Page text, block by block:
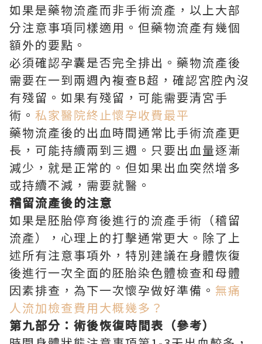
如果是藥物流產而非手術流產，以上大部
分注意事項同樣適用。但藥物流產有幾個
額外的要點。
必須確認孕囊是否完全排出。藥物流產後
需要在一到兩週內複查B超，確認宮腔內沒
有殘留。如果有殘留，可能需要清宮手
術。 私家醫院終止懷孕收費最平
藥物流產後的出血時間通常比手術流產更
長，可能持續兩到三週。只要出血量逐漸
減少，就是正常的。但如果出血突然增多
或持續不減，需要就醫。
稽留流產後的注意
如果是胚胎停育後進行的流產手術（稽留
流產），心理上的打擊通常更大。除了上
述所有注意事項外，特別建議在身體恢復
後進行一次全面的胚胎染色體檢查和母體
因素排查，為下一次懷孕做好準備。 無痛
人流加檢查費用大概幾多？
第九部分：術後恢復時間表（參考）